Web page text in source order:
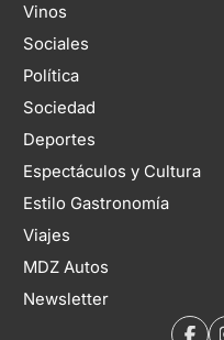
Vinos
Sociales
Política
Sociedad
Deportes
Espectáculos y Cultura
Estilo Gastronomía
Viajes
MDZ Autos
Newsletter